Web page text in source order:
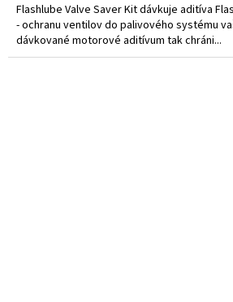
Flashlube Valve Saver Kit dávkuje aditíva
- ochranu ventilov do palivového systému
dávkované motorové aditívum tak chráni...